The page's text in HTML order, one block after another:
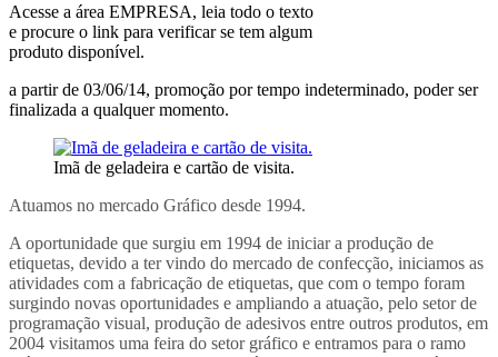
Acesse a área EMPRESA, leia todo o texto
e procure o link para verificar se tem algum
produto disponível.
a partir de 03/06/14, promoção por tempo indeterminado, poder ser
finalizada a qualquer momento.
Imã de geladeira e cartão de visita.
Atuamos no mercado Gráfico desde 1994.
A oportunidade que surgiu em 1994 de iniciar a produção de
etiquetas, devido a ter vindo do mercado de confecção, iniciamos as
atividades com a fabricação de etiquetas, que com o tempo foram
surgindo novas oportunidades e ampliando a atuação, pelo setor de
programação visual, produção de adesivos entre outros produtos, em
2004 visitamos uma feira do setor gráfico e entramos para o ramo